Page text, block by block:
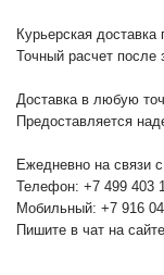
Курьерская доставка
Точный расчет после
Доставка в любую
Предоставляется
Ежедневно на связи
Телефон: +7 499 403
Мобильный: +7 916
Пишите в чат на сайте